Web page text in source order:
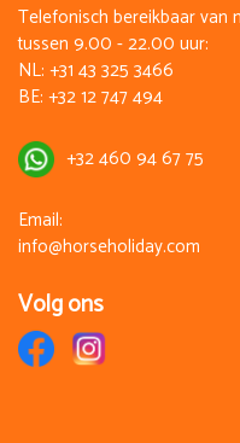
Telefonisch bereikbaar van
tussen 9.00 - 22.00 uur:
NL: +31 43 325 3466
BE: +32 12 747 494
+32 460 94 67 75
Email:
info@horseholiday.com
Volg ons